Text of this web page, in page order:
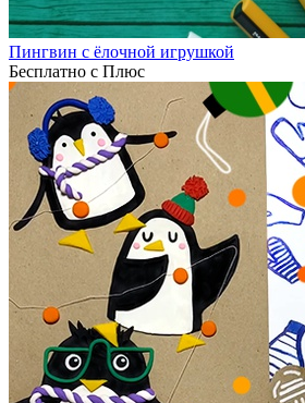
Пингвин с ёлочной игрушкой
Бесплатно с Плюс